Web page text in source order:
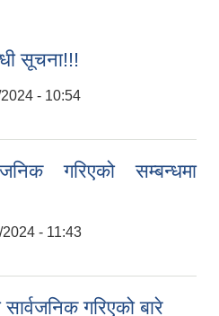
सूचना!!!
- 10:54
गरिएको सम्बन्धमा
- 11:43
सार्वजनिक गरिएको बारे